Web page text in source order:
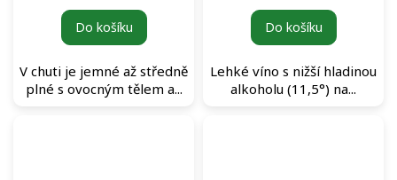
Do košíku
V chuti je jemné až středně
plné s ovocným tělem a...
Do košíku
Lehké víno s nižší hladinou
alkoholu (11,5°) na...